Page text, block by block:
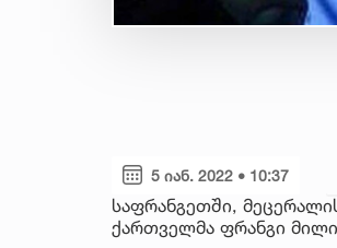
5 იან. 2022 • 10:37
საფრანგეთში,
ქართველმა ფრანგი